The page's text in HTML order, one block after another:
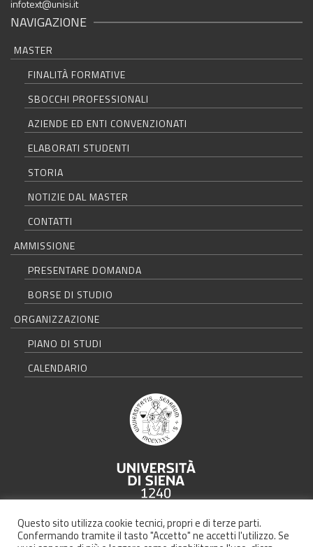
infotext@unisi.it
NAVIGAZIONE
MASTER
FINALITÀ FORMATIVE
SBOCCHI PROFESSIONALI
AZIENDE ED ENTI CONVENZIONATI
ELABORATI STUDENTI
STORIA
NOTIZIE DAL MASTER
CONTATTI
AMMISSIONE
PRESENTARE DOMANDA
BORSE DI STUDIO
ORGANIZZAZIONE
PIANO DI STUDI
CALENDARIO
Siena ITALIA
Questo sito utilizza cookie tecnici, propri e di terze parti.
Confermando tramite il tasto "Accetto" ne accetti l'utilizzo. Se